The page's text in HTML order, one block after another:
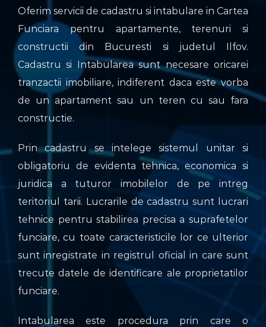
Oferim servicii de cadastru si intabulare in Cartea
Funciara pentru apartamente, terenuri si
constructii din Bucuresti si judetul Ilfov.
Cadastru si Intabularea sunt necesare oricarei
tranzactii imobiliare, indiferent daca este vorba
de un apartament sau un teren cu sau fara
constructie.
Prin cadastru se intelege sistemul unitar si
obligatoriu de evidenta tehnica, economica si
juridica a tuturor imobilelor de pe intreg
teritoriul tarii. Lucrarile de cadastru sunt lucrari
tehnice pentru stabilirea precisa a suprafetelor
funciare, cu toate caracteristicile lor ce ulterior
sunt inregistrate in registrul oficial in care sunt
trecute datele de identificare ale proprietatilor
funciare.
Intabularea este procedura prin care o